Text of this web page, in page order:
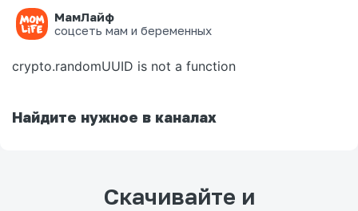
МамЛайф
соцсеть мам и беременных
Ошибка на странице
crypto.randomUUID is not a function
Найдите нужное в каналах
Скачивайте и